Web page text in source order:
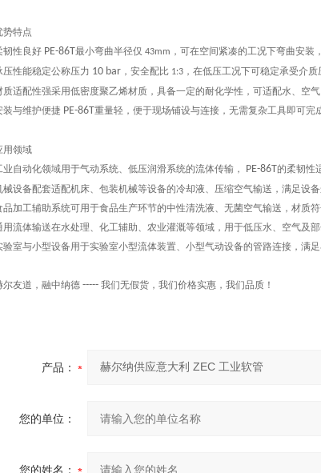
势特点
韧性良好 PE-86T最小弯曲半径仅 43mm ，可在空间紧凑的工况下弯曲安装
压性能稳定公称压力 10 bar ，安全配比 1:3 ，在低压工况下可稳定承受介
质适配性强采用低密度聚乙烯材质，具备一定的耐化学性，可适配水、空
装与维护便捷 PE-86T重量轻，便于现场铺设与连接，无需复杂工具即可完
用领域
业自动化领域用于气动系统、低压润滑系统的流体传输，
PE-86T的柔韧性
械设备配套适配机床、包装机械等设备的冷却液、压缩空气输送，满足设备
品加工辅助系统可用于食品生产环节的中性清洗液、无菌空气输送，材质
用流体输送在水处理、化工辅助、农业灌溉等领域，用于低压水、空气及
验室与小型设备用于实验室小型流体装置、小型气动设备的管路连接，满
尔友道，融中纳德 ----- 我们无假货，我们价格实惠，我们品质！
产品：
您的单位：
您的姓名：